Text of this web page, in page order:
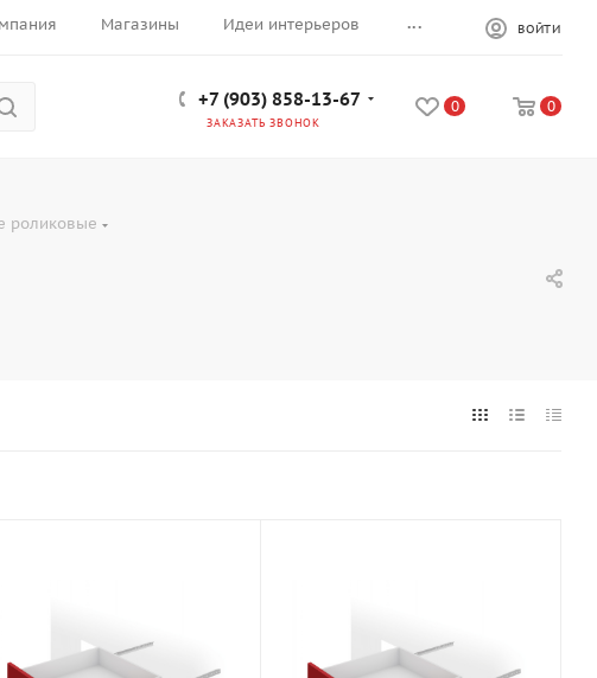
Магазины Идеи интерьеров ... ВОЙТИ
+7 (903) 858-13-67
ЗАКАЗАТЬ ЗВОНОК
0 0
роликовые